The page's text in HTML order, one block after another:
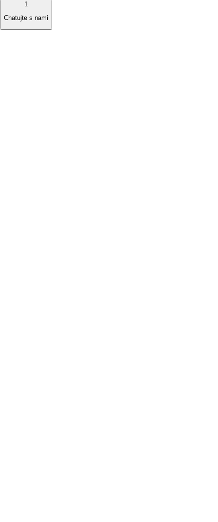
1
Chatujte s nami